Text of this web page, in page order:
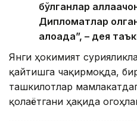
бўлганлар
Дипломатлар
алоқада”, – дея
Янги ҳокимият
қайтишга чақирмоқда,
ташкилотлар
қолаётгани ҳақида